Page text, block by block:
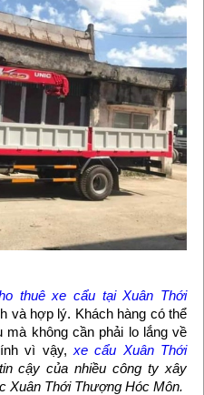
thuê xe cẩu tại Xuân Thới
và hợp lý. Khách hàng có thể
không cần phải lo lắng về
vì vậy,xe cẩu Xuân Thới
cậy của nhiều công ty xây
Xuân Thới Thượng Hóc Môn.